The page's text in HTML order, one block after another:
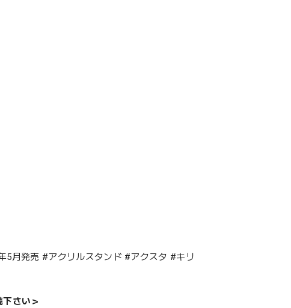
5月発売 #アクリルスタンド #アクスタ #キリ
さい＞